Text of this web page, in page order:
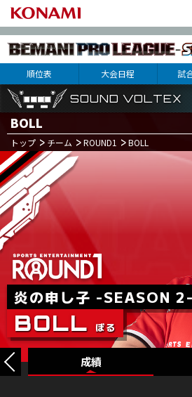
順位表 大会日程 試
SOUND VOLTEX
3月21日(火･祝)
SOUND VOLTEX
SOUND VOLTEX
BOLL
トップ チーム ROUND1 BOLL
成績